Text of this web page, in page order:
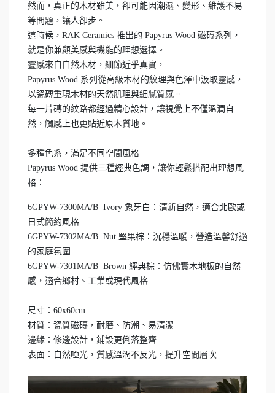
然而，真正的木材雖美，卻可能因潮濕、變形、維護不易
等問題，讓人卻步。
這時候，RAK Ceramics 推出的 Papyrus Wood 磁磚系列，
就是你兼顧美感與機能的理想選擇。
靈感來自自然木材，細節近乎真實，
Papyrus Wood 系列從高級木材的紋理與色澤中汲取靈感，
以瓷磚重現木材的天然肌理與細膩質感。
每一片磚的紋路都經過精心設計，讓視覺上不僅溫潤自
然，觸感上也更貼近原木質地。
多種色系，滿足不同空間風格
Papyrus Wood 提供三種經典色調，讓你輕鬆搭配出理想風
格：
6GPYW-7300MA/B Ivory 象牙白：清新自然，適合北歐或
日式簡約風格
6GPYW-7302MA/B Nut 堅果棕：沉穩溫暖，營造溫馨舒適
的家庭氛圍
6GPYW-7301MA/B Brown 經典棕：仿佛實木地板的自然
感，適合鄉村、工業或現代風格
尺寸：60x60cm
材質：瓷質磁磚，耐磨、防潮、易清潔
邊緣：修邊設計，鋪設更俐落整齊
表面：自然啞光，質感溫潤不反光，提升空間層次